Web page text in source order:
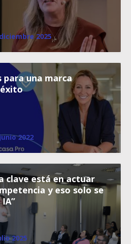
2025
para una marca
2022
clave está en actuar
y eso solo se
2025